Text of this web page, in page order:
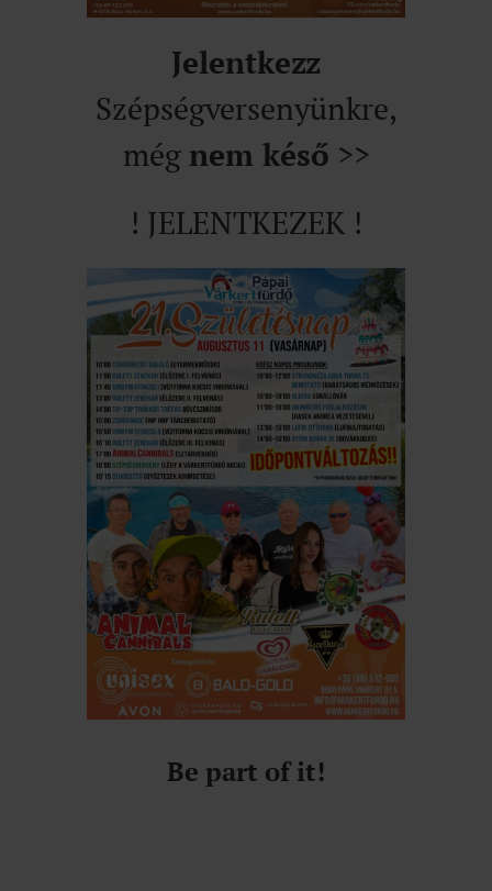
Jelentkezz
Szépségversenyünkre,
még nem késő >>
! JELENTKEZEK !
Be part of it!